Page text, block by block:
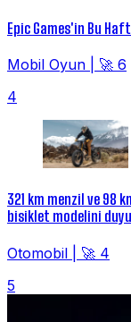
Epic Games'in Bu
Mobil Oyun
🚀 6
4
321 km menzil ve 98
bisiklet modelini
Otomobil
🚀 4
5